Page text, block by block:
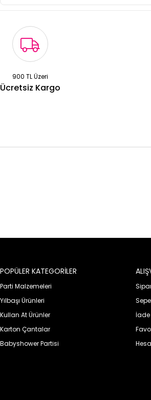
900 TL Üzeri
Ücretsiz Kargo
POPÜLER KATEGORİLER
Parti Malzemeleri
Yılbaşı Ürünleri
Kullan At Ürünler
Karton Çantalar
Babyshower Partisi